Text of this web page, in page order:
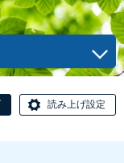
読み上げ設定